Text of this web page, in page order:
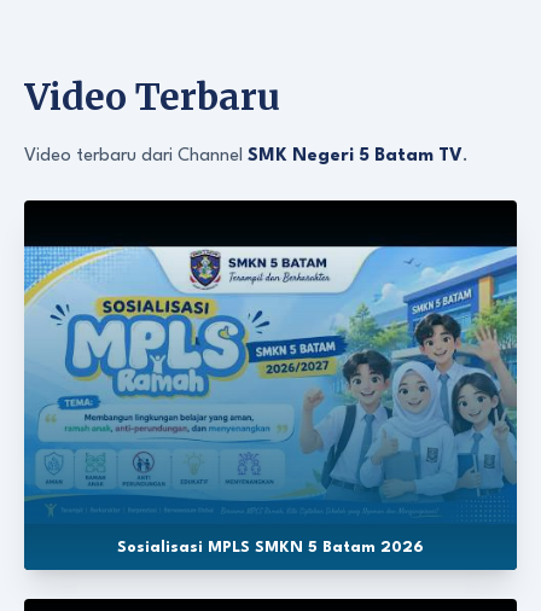
Video Terbaru
Video terbaru dari Channel SMK Negeri 5 Batam TV.
Sosialisasi MPLS SMKN 5 Batam 2026